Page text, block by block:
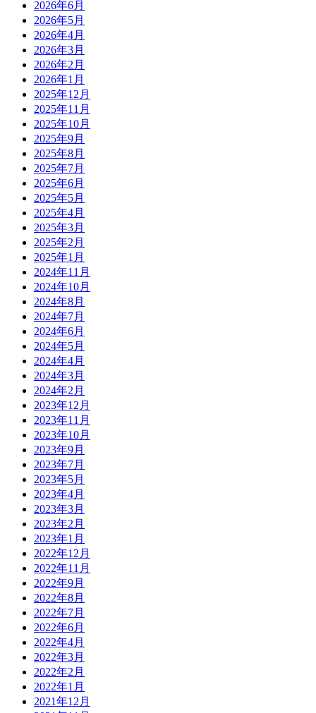
2026年6月
2026年5月
2026年4月
2026年3月
2026年2月
2026年1月
2025年12月
2025年11月
2025年10月
2025年9月
2025年8月
2025年7月
2025年6月
2025年5月
2025年4月
2025年3月
2025年2月
2025年1月
2024年11月
2024年10月
2024年8月
2024年7月
2024年6月
2024年5月
2024年4月
2024年3月
2024年2月
2023年12月
2023年11月
2023年10月
2023年9月
2023年7月
2023年5月
2023年4月
2023年3月
2023年2月
2023年1月
2022年12月
2022年11月
2022年9月
2022年8月
2022年7月
2022年6月
2022年4月
2022年3月
2022年2月
2022年1月
2021年12月